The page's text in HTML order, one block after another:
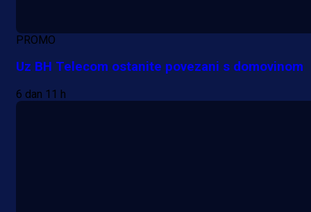
PROMO
Uz BH Telecom ostanite povezani s domovinom
6 dan 11 h